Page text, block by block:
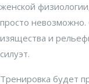
женской
просто
изящества и
силуэт.
Тренировка будет